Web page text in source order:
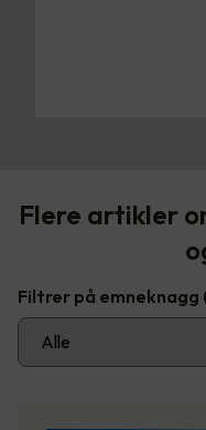
Flere artikler
Filtrer på emneknagg